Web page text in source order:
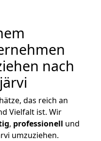
nach
das reich an
Vielfalt ist. Wir
, professionell und
umzuziehen.